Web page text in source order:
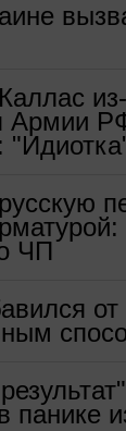
Армии
ЧП
панике